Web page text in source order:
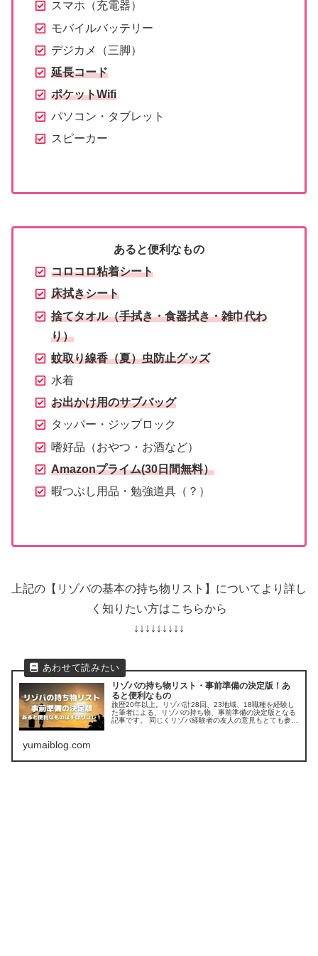
スマホ（充電器）
モバイルバッテリー
デジカメ（三脚）
延長コード
ポケットWifi
パソコン・タブレット
スピーカー
あると便利なもの
コロコロ粘着シート
床拭きシート
捨てタオル（手拭き・食器拭き・雑巾代わ
り）
蚊取り線香（夏）虫防止グッズ
水着
お出かけ用のサブバッグ
タッパー・ジップロック
嗜好品（おやつ・お酒など）
Amazonプライム(30日間無料）
暇つぶし用品・勉強道具（？）
上記の【リゾバの基本の持ち物リスト】についてより詳し
く知りたい方はこちらから
↓↓↓↓↓↓↓↓↓
リゾバの持ち物リスト・事前準備の決定版！あ
ると便利なもの
旅歴20年以上。リゾバ計28回、23地域、18職種を経験し
た筆者による、リゾバの持ち物、事前準備の決定版となる
記事です。 同じくリゾバ経験者の友人の意見もとても参考
yumaiblog.com